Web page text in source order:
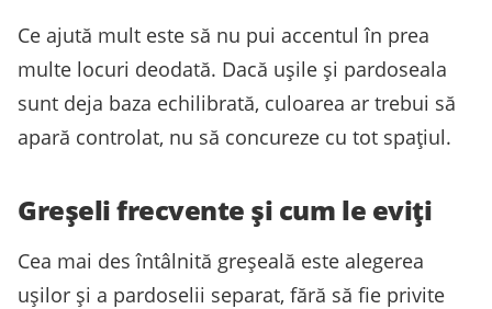
Ce ajută mult este să nu pui accentul în prea
multe locuri deodată. Dacă ușile și pardoseala
sunt deja baza echilibrată, culoarea ar trebui să
apară controlat, nu să concureze cu tot spațiul.
Greșeli frecvente și cum le eviți
Cea mai des întâlnită greșeală este alegerea
ușilor și a pardoselii separat, fără să fie privite